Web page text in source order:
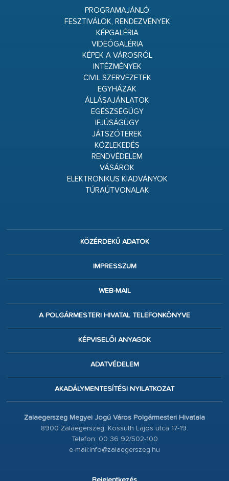
PROGRAMAJÁNLÓ
FESZTIVÁLOK, RENDEZVÉNYEK
KÉPGALÉRIA
VIDEÓGALÉRIA
KÉPEK A VÁROSRÓL
INTÉZMÉNYEK
CIVIL SZERVEZETEK
EGYHÁZAK
ÁLLÁSAJÁNLATOK
EGÉSZSÉGÜGY
IFJÚSÁGÜGY
JÁTSZÓTEREK
KÖZLEKEDÉS
RENDVÉDELEM
VÁSÁROK
ELEKTRONIKUS KIADVÁNYOK
TÚRAÚTVONALAK
KÖZÉRDEKŰ ADATOK
IMPRESSZUM
WEB-MAIL
A POLGÁRMESTERI HIVATAL TELEFONKÖNYVE
KÉPVISELŐI ANYAGOK
ADATVÉDELEM
AKADÁLYMENTESÍTÉSI NYILATKOZAT
Zalaegerszeg Megyei Jogú Város Polgármesteri Hivatala
8900 Zalaegerszeg, Kossuth Lajos utca 17-19.
Telefon: 00 36 92/502-100
e-mail:info@zalaegerszeg.hu